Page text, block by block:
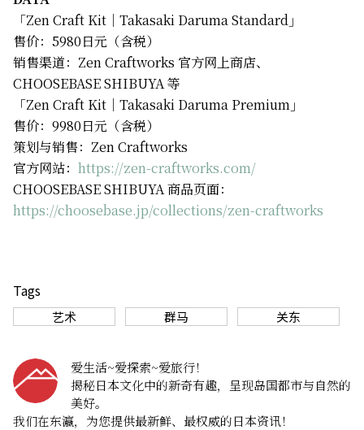
「Zen Craft Kit｜Takasaki Daruma Standard」
售价：5980日元（含税）
销售渠道：Zen Craftworks 官方网上商店、
CHOOSEBASE SHIBUYA 等
「Zen Craft Kit｜Takasaki Daruma Premium」
售价：9980日元（含税）
策划与销售：Zen Craftworks
官方网站： https://zen-craftworks.com/
CHOOSEBASE SHIBUYA 商品页面：
https://choosebase.jp/collections/zen-craftworks
Tags
艺术 群马 关东
爱生活~爱探索~爱旅行！
揭秘日本文化中的新奇有趣，呈现岛国都市与自然的
美好。
我们在东瀛，为您提供最新鲜、最权威的日本资讯！